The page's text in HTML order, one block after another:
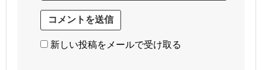
新しい投稿をメールで受け取る